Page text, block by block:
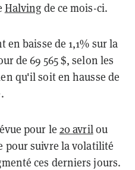
Halving de ce mois-ci.
baisse de 1,1% sur la
de 69 565 $, selon les
qu'il soit en hausse de
pour le 20 avrilou
pour suivre la volatilité
ces derniers jours.